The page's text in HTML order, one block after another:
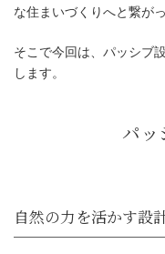
な住まいづくりへと繋が
そこで今回は、パッシブ
します。